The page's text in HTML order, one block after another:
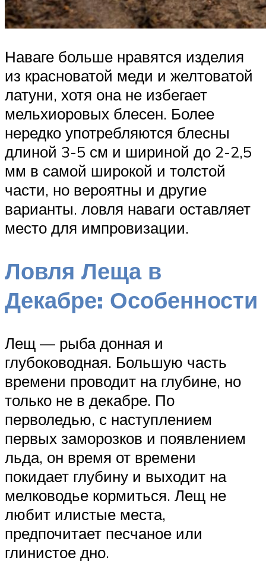
Наваге больше нравятся изделия
из красноватой меди и желтоватой
латуни, хотя она не избегает
мельхиоровых блесен. Более
нередко употребляются блесны
длиной 3-5 см и шириной до 2-2,5
мм в самой широкой и толстой
части, но вероятны и другие
варианты. ловля наваги оставляет
место для импровизации.
Ловля Леща в
Декабре: Особенности
Лещ — рыба донная и
глубоководная. Большую часть
времени проводит на глубине, но
только не в декабре. По
перволедью, с наступлением
первых заморозков и появлением
льда, он время от времени
покидает глубину и выходит на
мелководье кормиться. Лещ не
любит илистые места,
предпочитает песчаное или
глинистое дно.